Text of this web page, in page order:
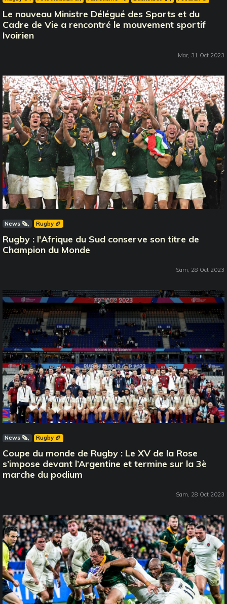
Le nouveau Ministre Délégué des Sports et du
Cadre de Vie a rencontré le mouvement sportif
Ivoirien
Mar, 31 Oct 2023
News 🗞️ Rugby 🏉
Rugby : l'Afrique du Sud conserve son titre de
Champion du Monde
Sam, 28 Oct 2023
News 🗞️ Rugby 🏉
Coupe du monde de Rugby : Le XV de la Rose
s’impose devant l’Argentine et termine sur la 3è
marche du podium
Sam, 28 Oct 2023